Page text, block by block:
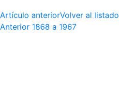
Artículo anteriorVolver al listado
Anterior 1868 a 1967